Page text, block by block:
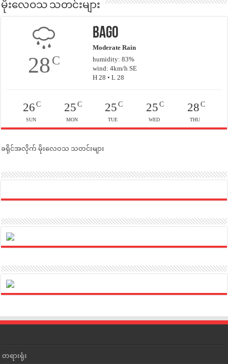
မိုးလေဝသ သတင်းများ
28C
Bago
Moderate Rain
humidity: 83%
wind: 4km/h SE
H 28 • L 28
26C
SUN
25C
MON
25 C
TUE
25C
WED
28C
THU
ခရိုင်အလိုက် မိုးလေဝသ သတင်းများ
တရားရုံး